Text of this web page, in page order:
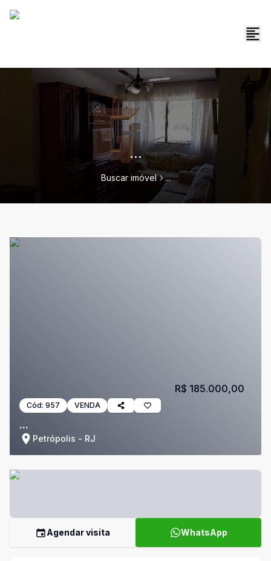
...
Buscar imóvel ...
Cód: 957 VENDA
...
Petrópolis - RJ
R$ 185.000,00
Agendar visita WhatsApp